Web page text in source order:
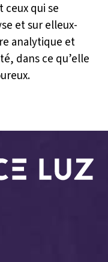
ceux qui se
et sur elleux-
analytique et
dans ce qu’elle